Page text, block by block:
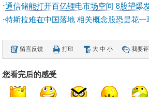
·通信储能打开百亿锂电市场空间 8股望爆
·特斯拉难在中国落地 相关概念股恐昙花一
留言反馈 打印 大 中 小 我要
您看完后的感受